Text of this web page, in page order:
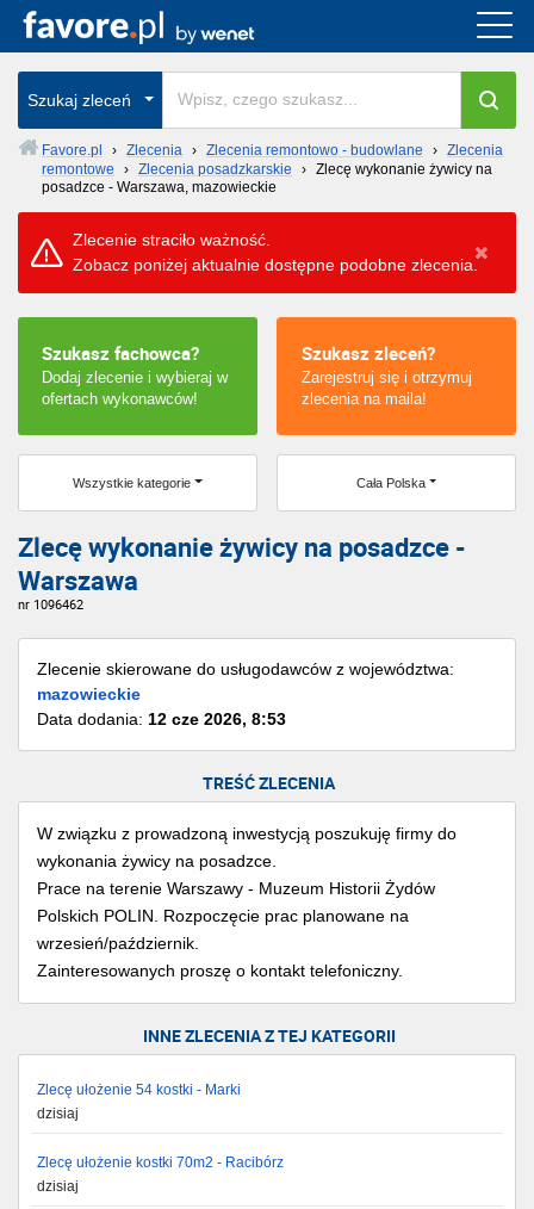
Szukaj zleceń
Favore.pl › Zlecenia › Zlecenia remontowo - budowlane › Zlecenia
remontowe
› Zlecenia posadzkarskie › Zlecę wykonanie żywicy na
posadzce - Warszawa, mazowieckie
Zlecenie straciło ważność.
Zobacz poniżej aktualnie dostępne podobne zlecenia.
Szukasz fachowca?
Dodaj zlecenie i wybieraj w
ofertach wykonawców!
Szukasz zleceń?
Zarejestruj się i otrzymuj
zlecenia na maila!
Wszystkie kategorie Cała Polska
Zlecę wykonanie żywicy na posadzce -
Warszawa
nr 1096462
Zlecenie skierowane do usługodawców z województwa:
mazowieckie
Data dodania: 12 cze 2026, 8:53
TREŚĆ ZLECENIA
W związku z prowadzoną inwestycją poszukuję firmy do
wykonania żywicy na posadzce.
Prace na terenie Warszawy - Muzeum Historii Żydów
Polskich POLIN. Rozpoczęcie prac planowane na
wrzesień/październik.
Zainteresowanych proszę o kontakt telefoniczny.
INNE ZLECENIA Z TEJ KATEGORII
Zlecę ułożenie 54 kostki - Marki
dzisiaj
Zlecę ułożenie kostki 70m2 - Racibórz
dzisiaj
Cała Polska
wszystkie w całym kraju